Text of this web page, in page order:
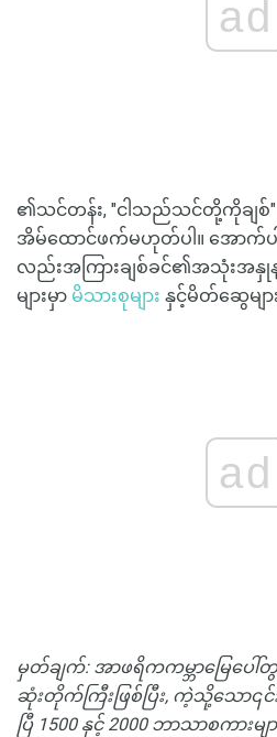
ad
၏သင်တန်း, "ငါသည်သင်တို့ကိုချစ်"
အိမ်ထောင်ဖက်မဟုတ်ပါ။ အောက်ပါ
လည်းအကြားချစ်ခင်၏အသုံးအနှုန
များမှာ မိသားစုများ နှင့်မိတ်ဆွေမျာ
ad
မှတ်ချက်: အာဖရိကကမ္ဘာမြေပေ
ဆုံးတိုက်ကြီးဖြစ်ပြီး, ကဲ့သို့သော၎
ပြီ 1500 နှင့် 2000 ဘာသာစကားမ